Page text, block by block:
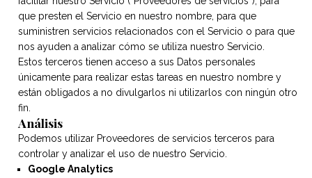
que presten el Servicio en nuestro nombre, para que
suministren servicios relacionados con el Servicio o para que
nos ayuden a analizar cómo se utiliza nuestro Servicio.
Estos terceros tienen acceso a sus Datos personales
únicamente para realizar estas tareas en nuestro nombre y
están obligados a no divulgarlos ni utilizarlos con ningún otro
fin.
Análisis
Podemos utilizar Proveedores de servicios terceros para
controlar y analizar el uso de nuestro Servicio.
Google Analytics